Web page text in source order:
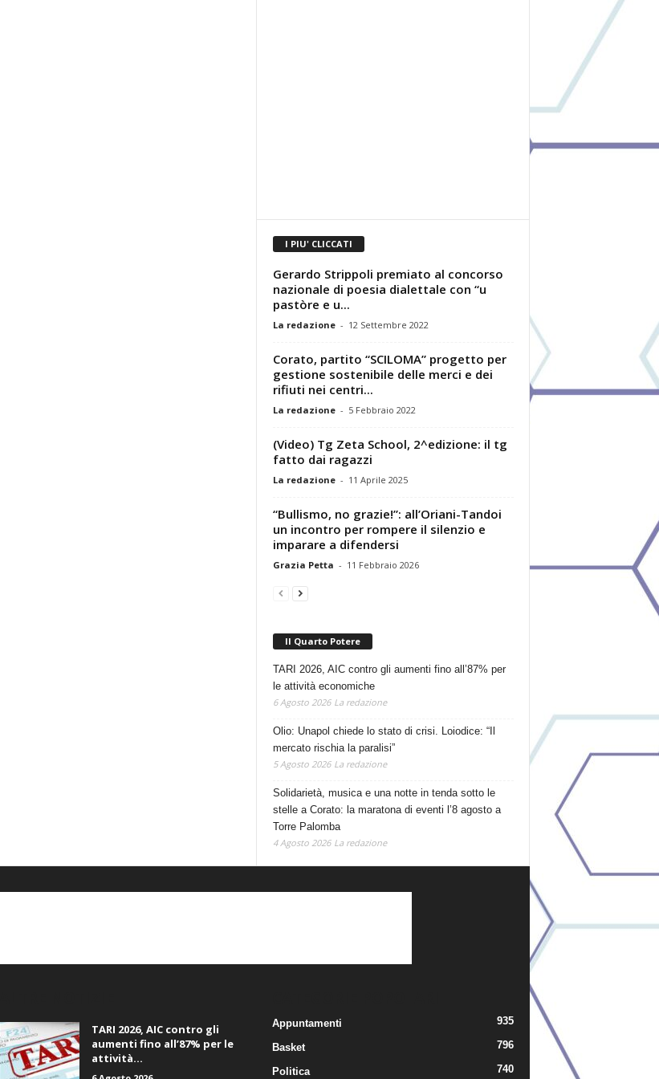
I PIU' CLICCATI
Gerardo Strippoli premiato al concorso
nazionale di poesia dialettale con “u
pastòre e u...
La redazione - 12 Settembre 2022
Corato, partito “SCILOMA” progetto per
gestione sostenibile delle merci e dei
rifiuti nei centri...
La redazione - 5 Febbraio 2022
(Video) Tg Zeta School, 2^edizione: il tg
fatto dai ragazzi
La redazione - 11 Aprile 2025
“Bullismo, no grazie!”: all’Oriani-Tandoi
un incontro per rompere il silenzio e
imparare a difendersi
Grazia Petta - 11 Febbraio 2026
Il Quarto Potere
TARI 2026, AIC contro gli aumenti fino all’87% per
le attività economiche
6 Agosto 2026 La redazione
Olio: Unapol chiede lo stato di crisi. Loiodice: “Il
mercato rischia la paralisi”
5 Agosto 2026 La redazione
Solidarietà, musica e una notte in tenda sotto le
stelle a Corato: la maratona di eventi l’8 agosto a
Torre Palomba
4 Agosto 2026 La redazione
TARI 2026, AIC contro gli
aumenti fino all’87% per le
attività...
Appuntamenti 935
Basket 796
Politica 740